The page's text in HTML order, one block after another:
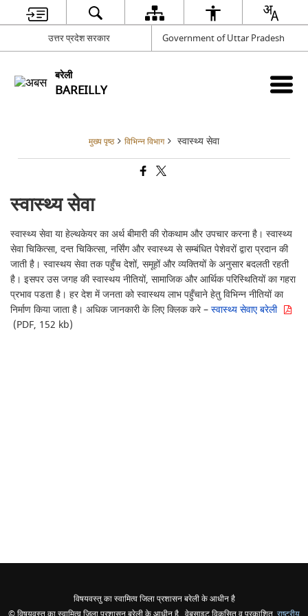
उत्तर प्रदेश सरकार Government of Uttar Pradesh
बरेली
BAREILLY
मुख्य पृष्ठ विभिन्न विभाग स्वास्थ्य सेवा
स्वास्थ्य सेवा
स्वास्थ्य सेवा या हेल्थकेयर का अर्थ बीमारी की रोकथाम और उपचार करना है।स्वास्थ्य
सेवाचिकित्सा, दन्त चिकित्सा, नर्सिंग और स्वास्थ्य से सम्बंधित पेशेवरों द्वारा प्रदान की
जाती है। स्वास्थय सेवा तक पहुँच देशों, समूहों और व्यक्तियों के अनुसार बदलती रहती
है। इसपर उस जगह की स्वास्थय नीतियों, सामाजिक और आर्थिक परिस्थितियों का गहरा
प्रभाव पडता है। हर देश में जनता को स्वास्थय लाभ पहुँचाने हेतु विभिन्न नीतियों का
निर्माण किया जाता है। अधिक जानकारी के लिए क्लिक करे –स्वास्थ्य सेवाए बरेली
(PDF, 152 kb)
विषयवस्तु का स्वामित्व जिला प्रशासन बरेली के आधीन है